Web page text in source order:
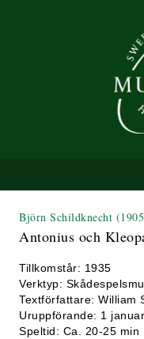
Björn Schildknecht
Antonius och
Tillkomstår: 1935
Verktyp:
Textförfattare: William
Uruppförande: 1
Speltid: Ca. 20-25 min